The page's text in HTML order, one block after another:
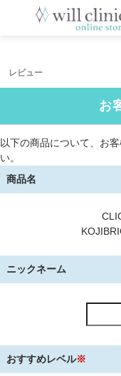
レビュー
お
以下の商品について、お
い。
商品名
ニックネーム
おすすめレベル※